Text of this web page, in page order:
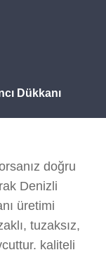
Dükkanı
doğru
Denizli
üretimi
tuzaksız,
kaliteli